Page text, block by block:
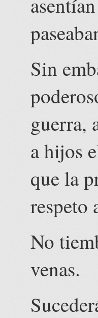
Sin
guerra,
a hijos
que la
respeto
No
venas.